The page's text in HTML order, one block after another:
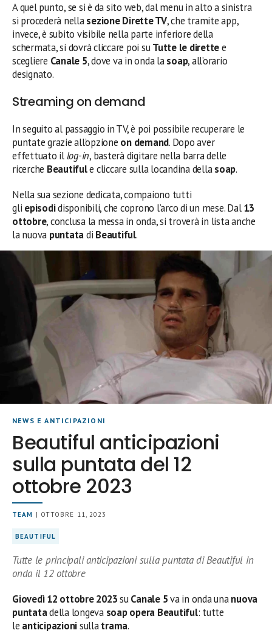
A quel punto, se si è da sito web, dal menu in alto a sinistra
si procederà nellasezione Dirette TV, che tramite app,
invece, è subito visibile nella parte inferiore della
schermata, si dovrà cliccare poi suTutte le direttee
scegliere Canale 5, dove va in onda lasoap, all’orario
designato.
Streaming on demand
In seguito al passaggio in TV, è poi possibile recuperare le
puntate grazie all’opzione on demand. Dopo aver
effettuato illog-in, basterà digitare nella barra delle
ricerche Beautifule cliccare sulla locandina dellasoap.
Nella sua sezione dedicata, compaiono tutti
gli episodidisponibili, che coprono l’arco di un mese. Dal13
ottobre, conclusa la messa in onda, si troverà in lista anche
la nuova puntatadi Beautiful.
NEWS E ANTICIPAZIONI
Beautiful anticipazioni
sulla puntata del 12
ottobre 2023
TEAM | OTTOBRE 11, 2023
BEAUTIFUL
Tutte le principali anticipazioni sulla puntata di Beautiful in
onda il 12 ottobre
Giovedì 12 ottobre2023suCanale 5va in onda unanuova
puntatadella longeva soap opera Beautiful: tutte
le anticipazionisullatrama.